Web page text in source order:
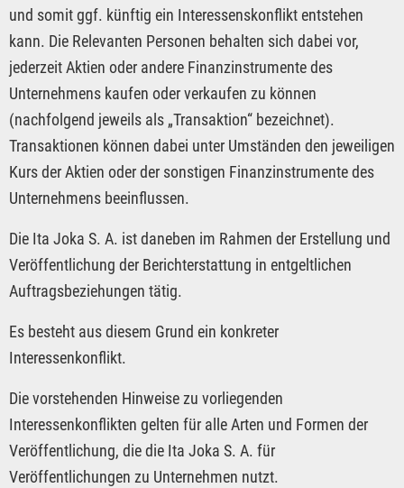
und somit ggf. künftig ein Interessenskonflikt entstehen
kann. Die Relevanten Personen behalten sich dabei vor,
jederzeit Aktien oder andere Finanzinstrumente des
Unternehmens kaufen oder verkaufen zu können
(nachfolgend jeweils als „Transaktion“ bezeichnet).
Transaktionen können dabei unter Umständen den jeweiligen
Kurs der Aktien oder der sonstigen Finanzinstrumente des
Unternehmens beeinflussen.
Die Ita Joka S. A. ist daneben im Rahmen der Erstellung und
Veröffentlichung der Berichterstattung in entgeltlichen
Auftragsbeziehungen tätig.
Es besteht aus diesem Grund ein konkreter
Interessenkonflikt.
Die vorstehenden Hinweise zu vorliegenden
Interessenkonflikten gelten für alle Arten und Formen der
Veröffentlichung, die die Ita Joka S. A. für
Veröffentlichungen zu Unternehmen nutzt.